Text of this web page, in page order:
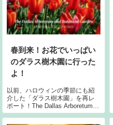
春到来！お花でいっぱい
のダラス樹木園に行った
よ！
以前、ハロウィンの季節にも紹
介した「ダラス樹木園」を再レ
ポート！The Dallas Arboretum
and Botanical Garden今回なんと